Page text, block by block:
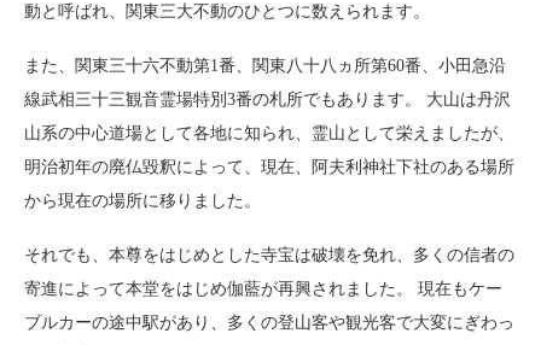
動と呼ばれ、関東三大不動のひとつに数えられます。
また、関東三十六不動第1番、関東八十八ヵ所第60番、小田急沿
線武相三十三観音霊場特別3番の札所でもあります。 大山は丹沢
山系の中心道場として各地に知られ、霊山として栄えましたが、
明治初年の廃仏毀釈によって、現在、阿夫利神社下社のある場所
から現在の場所に移りました。
それでも、本尊をはじめとした寺宝は破壊を免れ、多くの信者の
寄進によって本堂をはじめ伽藍が再興されました。 現在もケー
ブルカーの途中駅があり、多くの登山客や観光客で大変にぎわっ